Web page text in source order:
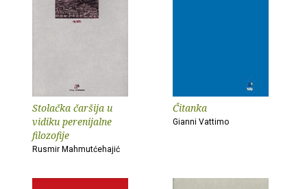
Stolačka čaršija u
vidiku perenijalne
filozofije
Rusmir Mahmutćehajić
Čitanka
Gianni Vattimo